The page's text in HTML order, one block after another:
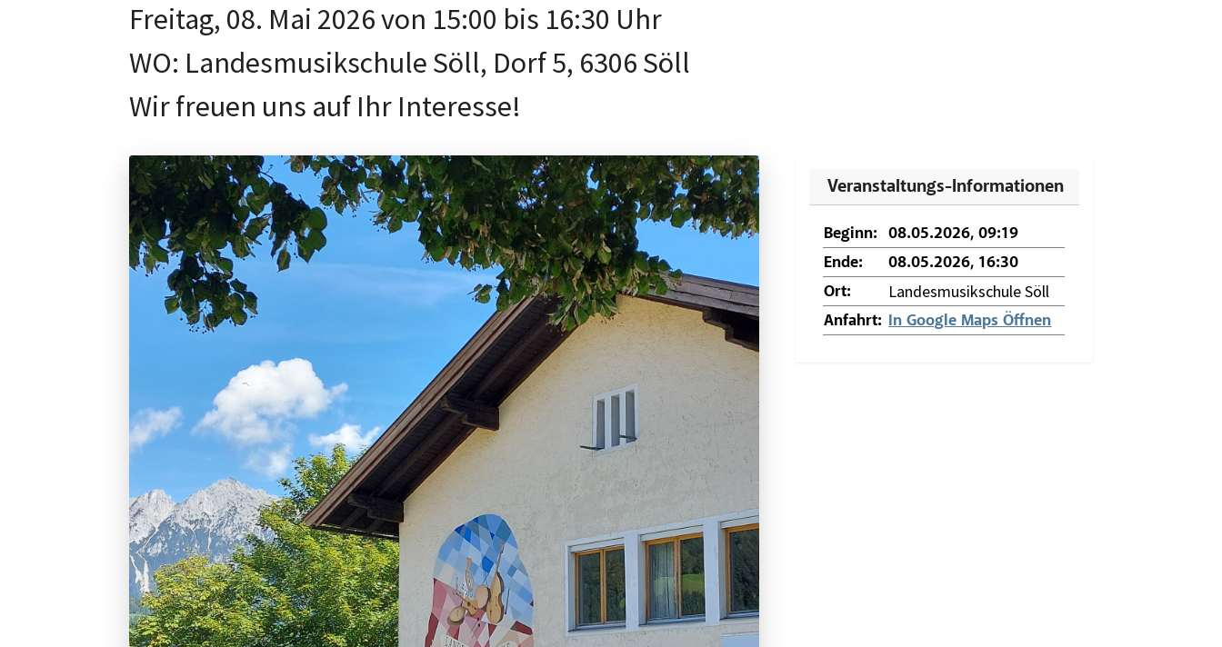
Freitag, 08. Mai 2026 von 15:00 bis 16:30 Uhr
WO: Landesmusikschule Söll, Dorf 5, 6306 Söll
Veranstaltungs-Informationen
Beginn:
08.05.2026, 09:19
Ende:
08.05.2026, 16:30
Ort:
Landesmusikschule Söll
Anfahrt: In Google Maps Öffnen